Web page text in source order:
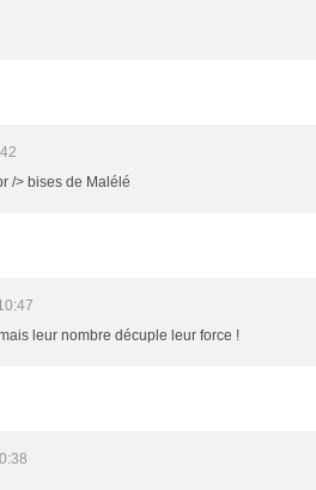
/> bises de Malélé
leur nombre décuple leur force !